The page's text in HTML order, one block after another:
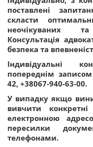
поставлені
скласти
неочікуваних
Консультація
безпека та
Індивідуальні
попереднім
42, +38067-940-63-00.
У випадку якщо
вивчити
електронною
пересилки
телефонами.